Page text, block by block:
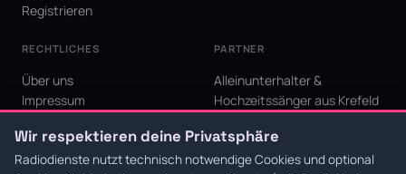
Registrieren
RECHTLICHES
Über uns
Impressum
AGB
Cookie-Einstellungen
PARTNER
Alleinunterhalter &
Hochzeitssänger aus Krefeld
Krefeld für den Niederrhein
Wir respektieren deine Privatsphäre
Radiodienste nutzt technisch notwendige Cookies und optional